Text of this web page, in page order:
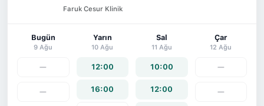
Faruk Cesur Klinik
Bugün
9 Ağu
—
—
Yarın
10 Ağu
12:00
16:00
Sal
11 Ağu
10:00
12:00
Çar
12 Ağu
—
—